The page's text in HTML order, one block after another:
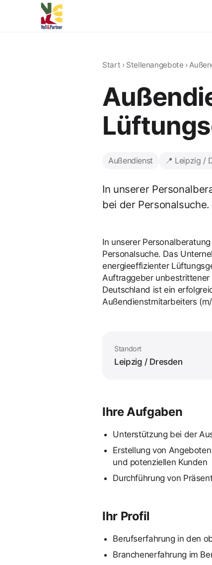
Start › Stellenangebote ›
Außendienst 📍 Leipzig /
In unserer
bei der
In unserer
Personalsuche. Das
energieeffizienter
Auftraggeber unbestrittener
Deutschland ist ein
Außendienstmitarbeiters
Standort
Leipzig / Dresden
Ihre Aufgaben
Unterstützung bei der
Erstellung von
und potenziellen Kunden
Durchführung von
Ihr Profil
Berufserfahrung in den
Branchenerfahrung im